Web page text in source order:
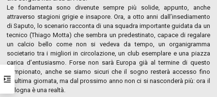
Le fondamenta sono divenute sempre più solide, appunto, anche
attraverso stagioni grigie e insapore. Ora, a otto anni dall’insediamento
di Saputo, lo scenario racconta di una squadra importante guidata da un
tecnico (Thiago Motta) che sembra un predestinato, capace di regalare
un calcio bello come non si vedeva da tempo, un organigramma
societario tra i migliori in circolazione, un club esemplare e una piazza
carica d’entusiasmo. Forse non sarà Europa già al termine di questo
campionato, anche se siamo sicuri che il sogno resterà accesso fino
all’ultima giornata, ma dal prossimo anno non ci si nasconderà più: ora il
Bologna è una realtà.